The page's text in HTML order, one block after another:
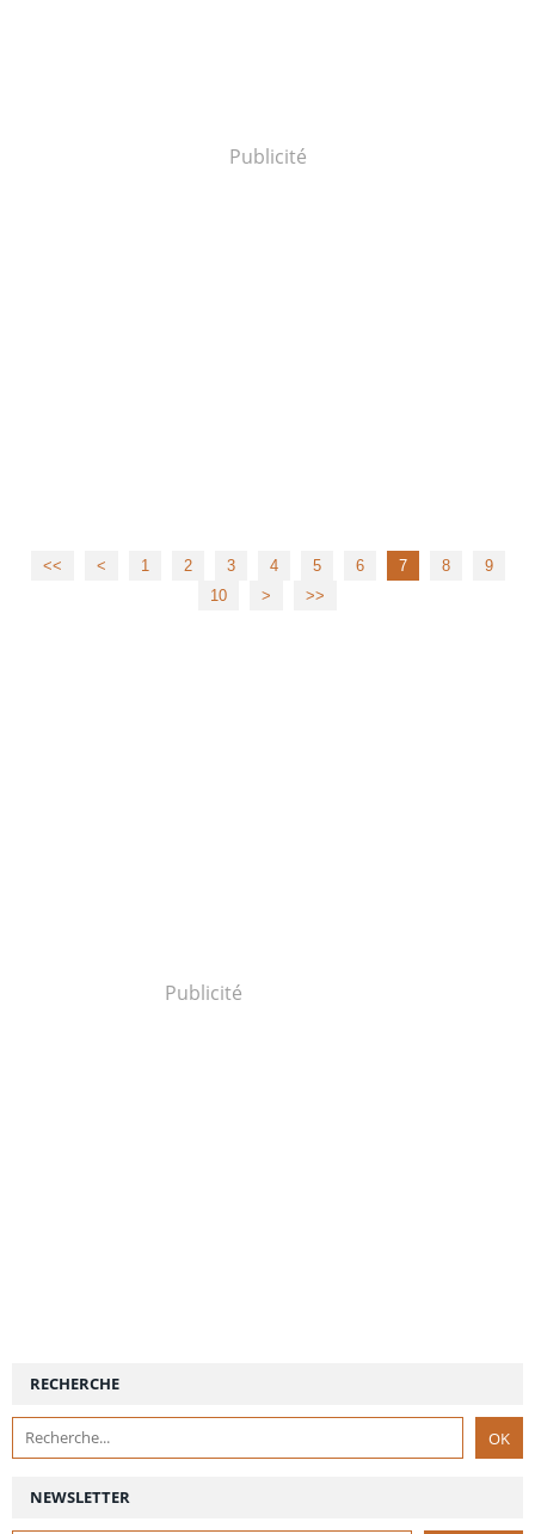
Publicité
<< < 1 2 3 4 5 6 7 8
9
10
> >>
Publicité
NEWSLETTER
RECHERCHE